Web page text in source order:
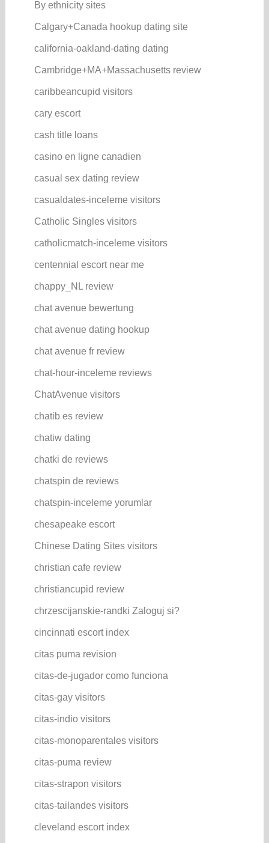
By ethnicity sites
Calgary+Canada hookup dating site
california-oakland-dating dating
Cambridge+MA+Massachusetts review
caribbeancupid visitors
cary escort
cash title loans
casino en ligne canadien
casual sex dating review
casualdates-inceleme visitors
Catholic Singles visitors
catholicmatch-inceleme visitors
centennial escort near me
chappy_NL review
chat avenue bewertung
chat avenue dating hookup
chat avenue fr review
chat-hour-inceleme reviews
ChatAvenue visitors
chatib es review
chatiw dating
chatki de reviews
chatspin de reviews
chatspin-inceleme yorumlar
chesapeake escort
Chinese Dating Sites visitors
christian cafe review
christiancupid review
chrzescijanskie-randki Zaloguj si?
cincinnati escort index
citas puma revision
citas-de-jugador como funciona
citas-gay visitors
citas-indio visitors
citas-monoparentales visitors
citas-puma review
citas-strapon visitors
citas-tailandes visitors
cleveland escort index